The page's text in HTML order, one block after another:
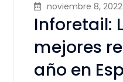
noviembre 8, 2022
Inforetail:
mejores
año en